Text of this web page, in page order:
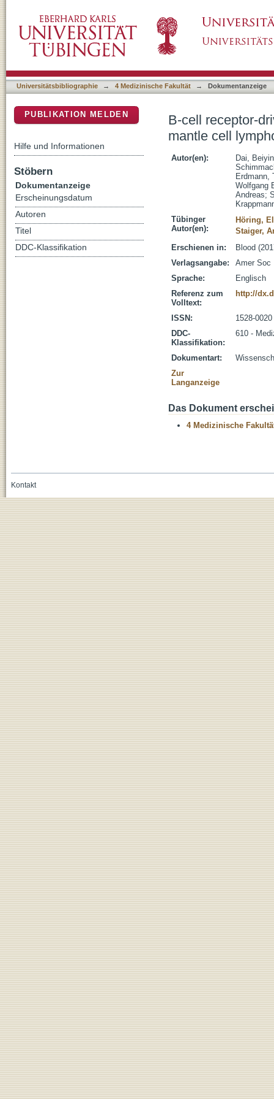
Universitätsbibliographie → 4 Medizinische Fakultät → Dokumentanzeige
B-cell receptor-
mantle cell
Autor(en):
Dai,
Erdmann,
Wolfgang
Andreas;
Tübinger
Autor(en):
Höring,
Staiger,
Erschienen in:
Blood
Verlagsangabe:
Amer Soc
Sprache:
Englisch
Referenz zum
Volltext:
http://
ISSN:
1528-0020
DDC-
Klassifikation:
610 -
Dokumentart:
Zur
Langanzeige
Das Dokument
4 Medizinische
PUBLIKATION MELDEN
Hilfe und Informationen
Stöbern
Dokumentanzeige
Erscheinungsdatum
Autoren
Titel
DDC-Klassifikation
Kontakt